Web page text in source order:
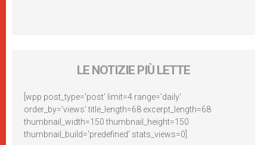
LE NOTIZIE PIÙ LETTE
[wpp post_type='post' limit=4 range='daily'
order_by='views' title_length=68 excerpt_length=68
thumbnail_width=150 thumbnail_height=150
thumbnail_build='predefined' stats_views=0]